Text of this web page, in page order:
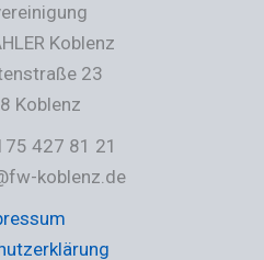
Koblenz
23
Koblenz
427 81 21
koblenz.de